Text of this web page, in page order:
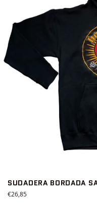
SUDADERA BORDADA
Precio
€26,85